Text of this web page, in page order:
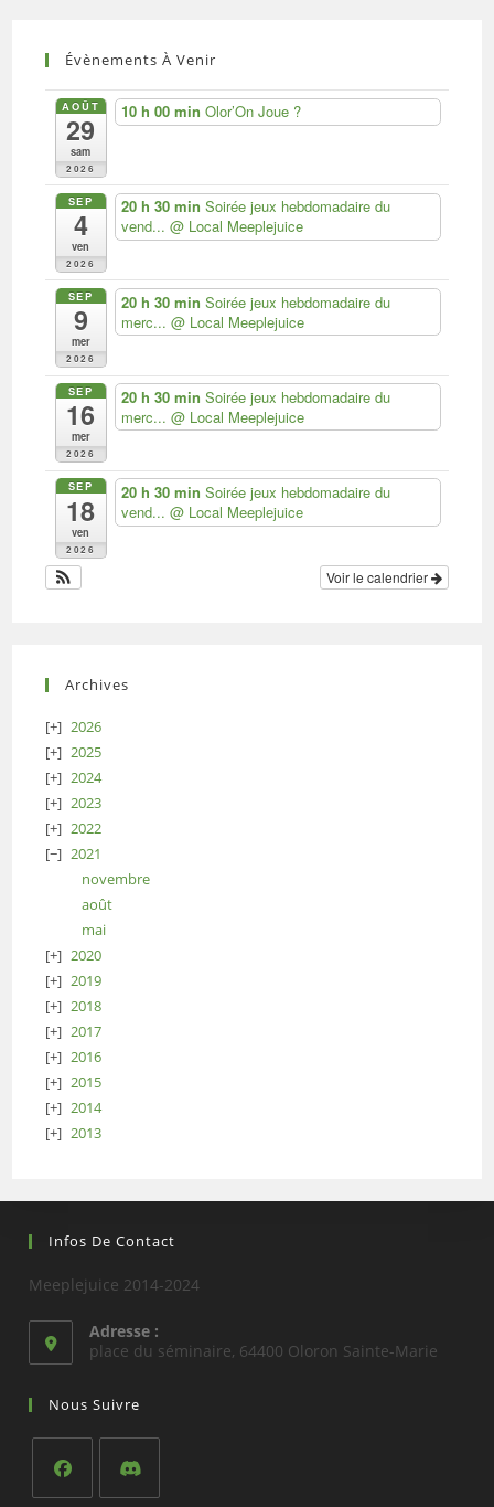
Évènements À Venir
AOÛT
29
sam
2026
10 h 00 min Olor’On Joue ?
SEP
4
ven
2026
20 h 30 min Soirée jeux hebdomadaire du
vend... @ Local Meeplejuice
SEP
9
mer
2026
20 h 30 min Soirée jeux hebdomadaire du
merc... @ Local Meeplejuice
SEP
16
mer
2026
20 h 30 min Soirée jeux hebdomadaire du
merc... @ Local Meeplejuice
SEP
18
ven
2026
20 h 30 min Soirée jeux hebdomadaire du
vend... @ Local Meeplejuice
Voir le calendrier
Archives
2026
2025
2024
2023
2022
2021
novembre
août
mai
2020
2019
2018
2017
2016
2015
2014
2013
Infos De Contact
Meeplejuice 2014-2024
Adresse :
place du séminaire, 64400 Oloron Sainte-Marie
Nous Suivre